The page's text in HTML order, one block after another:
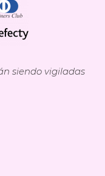
siendo vigiladas